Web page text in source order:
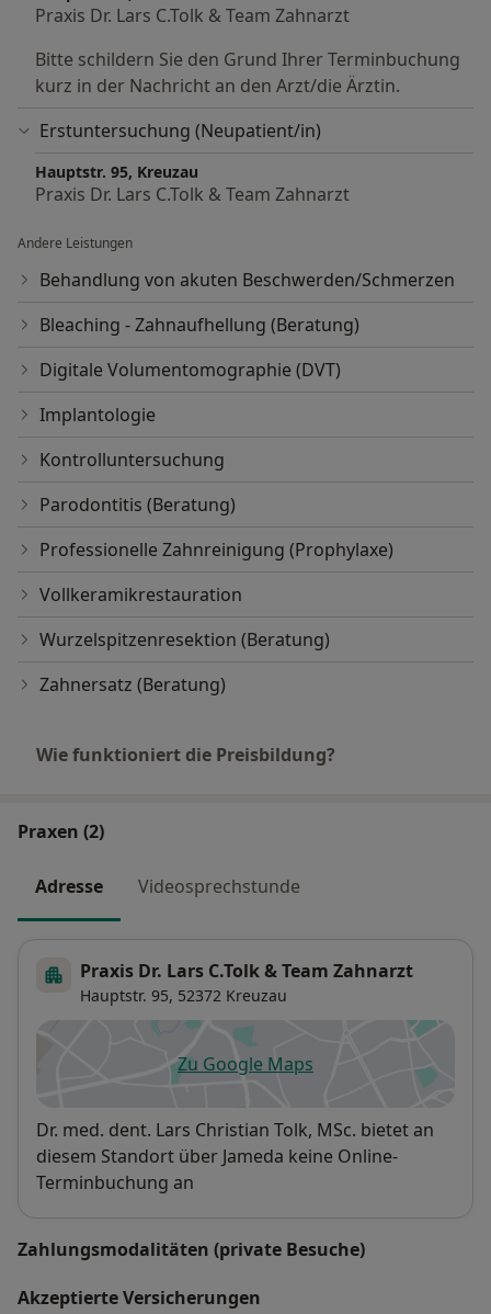
Praxis Dr. Lars C.Tolk & Team Zahnarzt
Bitte schildern Sie den Grund Ihrer Terminbuchung
kurz in der Nachricht an den Arzt/die Ärztin.
Erstuntersuchung (Neupatient/in)
Hauptstr. 95, Kreuzau
Praxis Dr. Lars C.Tolk & Team Zahnarzt
Andere Leistungen
Behandlung von akuten Beschwerden/Schmerzen
Bleaching - Zahnaufhellung (Beratung)
Digitale Volumentomographie (DVT)
Implantologie
Kontrolluntersuchung
Parodontitis (Beratung)
Professionelle Zahnreinigung (Prophylaxe)
Vollkeramikrestauration
Wurzelspitzenresektion (Beratung)
Zahnersatz (Beratung)
Wie funktioniert die Preisbildung?
Praxen (2)
Adresse Videosprechstunde
Praxis Dr. Lars C.Tolk & Team Zahnarzt
Hauptstr. 95, 52372 Kreuzau
Zu Google Mapsöffnet in einer neuen
Verfügbarkeit
Dr. med. dent. Lars Christian Tolk, MSc. bietet an
diesem Standort über Jameda keine Online-
Terminbuchung an
Zahlungsmodalitäten (private Besuche)
Akzeptierte Versicherungen